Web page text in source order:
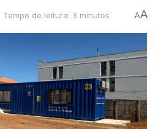
Tempo de leitura: 3 minutos AA